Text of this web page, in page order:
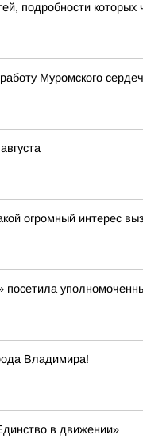
подробности которых
Муромского
огромный интерес
Владимира!
в движении»